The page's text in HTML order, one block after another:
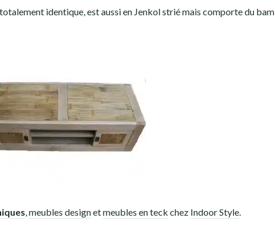
identique, est aussi en Jenkol strié mais comporte du
,meubles designetmeubles en teck chez Indoor Style.